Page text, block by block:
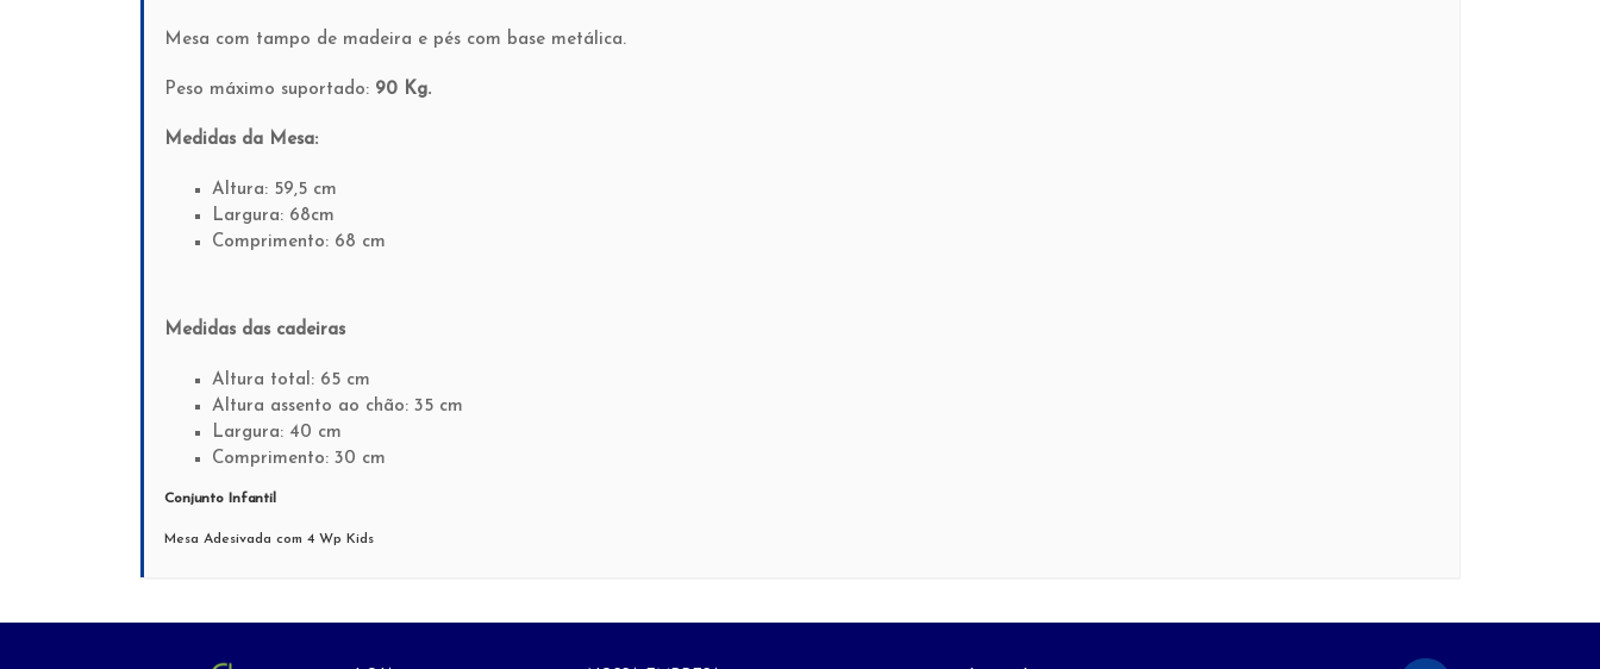
Mesa com tampo de madeira e pés com base metálica.
Peso máximo suportado: 90 Kg.
Medidas da Mesa:
Altura: 59,5 cm
Largura: 68cm
Comprimento: 68 cm
Medidas das cadeiras
Altura total: 65 cm
Altura assento ao chão: 35 cm
Largura: 40 cm
Comprimento: 30 cm
Conjunto Infantil
Mesa Adesivada com 4 Wp Kids